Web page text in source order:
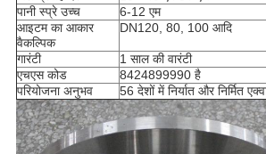
पानी स्प्रे उच्च
6-12 एम
आइटम का आकार
वैकल्पिक
DN120, 80, 100 आदि
गारंटी
1 साल की वारंटी
एचएस कोड
8424899990 है
परियोजना अनुभव
56 देशों में निर्यात और निर्मित